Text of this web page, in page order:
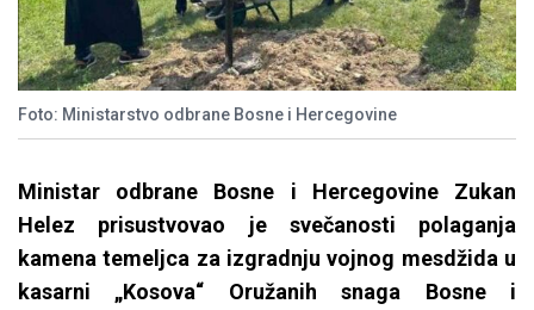
Foto: Ministarstvo odbrane Bosne i Hercegovine
Ministar odbrane Bosne i Hercegovine Zukan
Helez prisustvovao je svečanosti polaganja
kamena temeljca za izgradnju vojnog mesdžida u
kasarni „Kosova“ Oružanih snaga Bosne i